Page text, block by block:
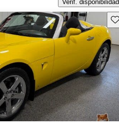
Verif. disponibilidad